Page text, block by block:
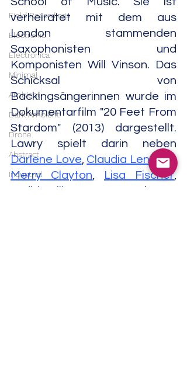
Field Recordings
Electronic
Electronica
Minimal
Ambient
Dark Ambient
Drone
Abstract
Industrial
verheiratet mit dem aus
London stammenden
Saxophonisten und
Komponisten Will Vinson. Das
Schicksal von
Backingsängerinnen wurde im
Dokumentarfilm "20 Feet From
Stardom" (2013) dargestellt.
Darlene Love Claudia Lennear ,
Merry Clayton
Lisa Fischer ,
Judith Hill
und